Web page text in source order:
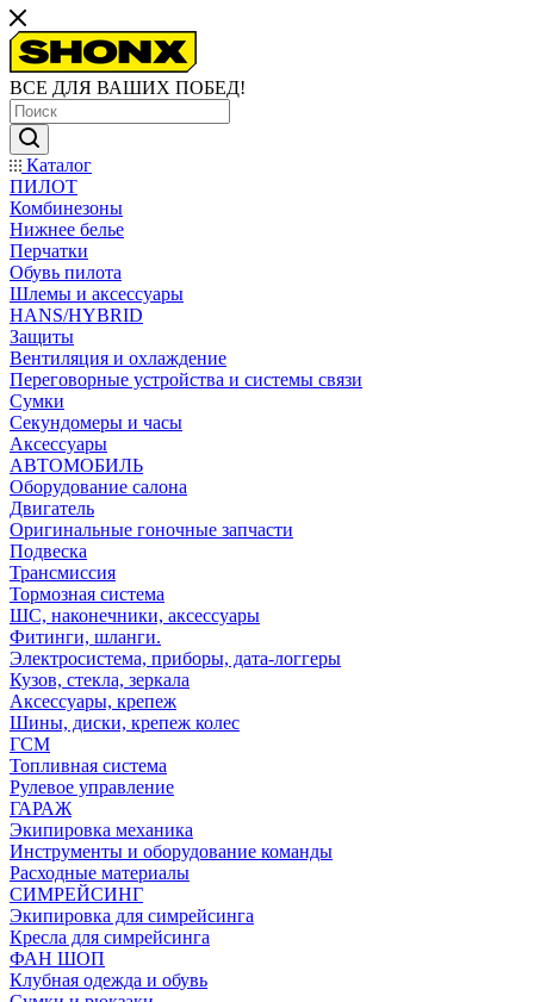
ВСЕ ДЛЯ ВАШИХ ПОБЕД!
Каталог
ПИЛОТ
Комбинезоны
Нижнее белье
Перчатки
Обувь пилота
Шлемы и аксессуары
HANS/HYBRID
Защиты
Вентиляция и охлаждение
Переговорные устройства и системы связи
Сумки
Секундомеры и часы
Аксессуары
АВТОМОБИЛЬ
Оборудование салона
Двигатель
Оригинальные гоночные запчасти
Подвеска
Трансмиссия
Тормозная система
ШС, наконечники, аксессуары
Фитинги, шланги.
Электросистема, приборы, дата-логгеры
Кузов, стекла, зеркала
Аксессуары, крепеж
Шины, диски, крепеж колес
ГСМ
Топливная система
Рулевое управление
ГАРАЖ
Экипировка механика
Инструменты и оборудование команды
Расходные материалы
СИМРЕЙСИНГ
Экипировка для симрейсинга
Кресла для симрейсинга
ФАН ШОП
Клубная одежда и обувь